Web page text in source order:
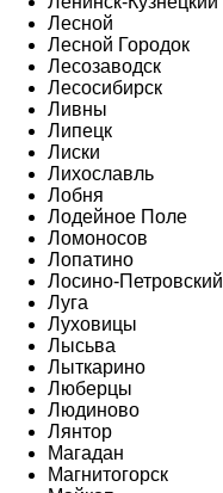
Лесной
Лесной Городок
Лесозаводск
Лесосибирск
Ливны
Липецк
Лиски
Лихославль
Лобня
Лодейное Поле
Ломоносов
Лопатино
Лосино-Петровский
Луга
Луховицы
Лысьва
Лыткарино
Люберцы
Людиново
Лянтор
Магадан
Магнитогорск